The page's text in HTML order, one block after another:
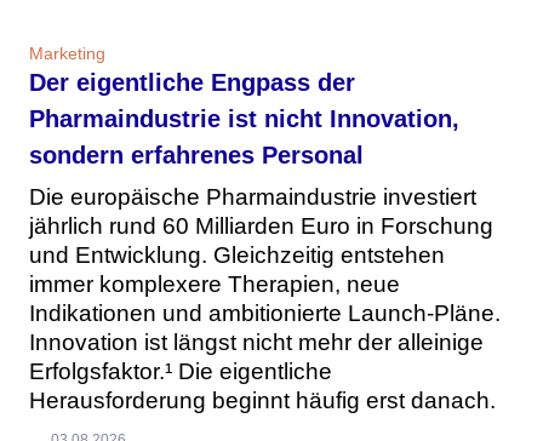
Marketing
Der eigentliche Engpass der
Pharmaindustrie ist nicht Innovation,
sondern erfahrenes Personal
Die europäische Pharmaindustrie investiert
jährlich rund 60 Milliarden Euro in Forschung
und Entwicklung. Gleichzeitig entstehen
immer komplexere Therapien, neue
Indikationen und ambitionierte Launch-Pläne.
Innovation ist längst nicht mehr der alleinige
Erfolgsfaktor.¹ Die eigentliche
Herausforderung beginnt häufig erst danach.